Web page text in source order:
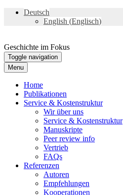
Deutsch
English (Englisch)
Geschichte im Fokus
Toggle navigation
Menu
Home
Publikationen
Service & Kostenstruktur
Wir über uns
Service & Kostenstruktur
Manuskripte
Peer review info
Vertrieb
FAQs
Referenzen
Autoren
Empfehlungen
Kooperationen